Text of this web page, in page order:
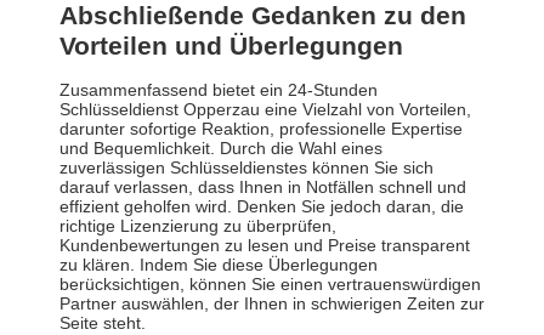
Abschließende Gedanken zu den
Vorteilen und Überlegungen
Zusammenfassend bietet ein 24-Stunden
Schlüsseldienst Opperzau eine Vielzahl von Vorteilen,
darunter sofortige Reaktion, professionelle Expertise
und Bequemlichkeit. Durch die Wahl eines
zuverlässigen Schlüsseldienstes können Sie sich
darauf verlassen, dass Ihnen in Notfällen schnell und
effizient geholfen wird. Denken Sie jedoch daran, die
richtige Lizenzierung zu überprüfen,
Kundenbewertungen zu lesen und Preise transparent
zu klären. Indem Sie diese Überlegungen
berücksichtigen, können Sie einen vertrauenswürdigen
Partner auswählen, der Ihnen in schwierigen Zeiten zur
Seite steht.